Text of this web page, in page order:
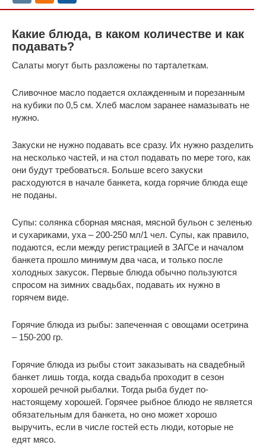
Какие блюда, в каком количестве и как
подавать?
Салаты могут быть разложены по тарталеткам.
Сливочное масло подается охлажденным и порезанным
на кубики по 0,5 см. Хлеб маслом заранее намазывать не
нужно.
Закуски не нужно подавать все сразу. Их нужно разделить
на несколько частей, и на стол подавать по мере того, как
они будут требоваться. Больше всего закуски
расходуются в начале банкета, когда горячие блюда еще
не поданы.
Супы: солянка сборная мясная, мясной бульон с зеленью
и сухариками, уха – 200-250 мл/1 чел. Супы, как правило,
подаются, если между регистрацией в ЗАГСе и началом
банкета прошло минимум два часа, и только после
холодных закусок. Первые блюда обычно пользуются
спросом на зимних свадьбах, подавать их нужно в
горячем виде.
Горячие блюда из рыбы: запеченная с овощами осетрина
– 150-200 гр.
Горячие блюда из рыбы стоит заказывать на свадебный
банкет лишь тогда, когда свадьба проходит в сезон
хорошей речной рыбалки. Тогда рыба будет по-
настоящему хорошей. Горячее рыбное блюдо не является
обязательным для банкета, но оно может хорошо
выручить, если в числе гостей есть люди, которые не
едят мясо.